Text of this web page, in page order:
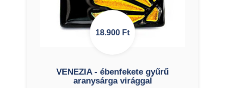
18.900 Ft
VENEZIA - ébenfekete gyűrű
aranysárga virággal